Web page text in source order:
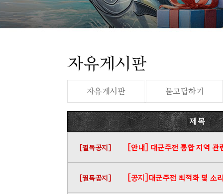
[필독공지] [안내] 대군주전 통합 지역 관
[필독공지] [공지]대군주전 최적화 및 소